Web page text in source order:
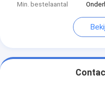
Min. bestelaantal